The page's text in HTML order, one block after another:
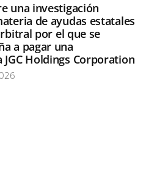
una investigación
de ayudas estatales
por el que se
a pagar una
Holdings Corporation